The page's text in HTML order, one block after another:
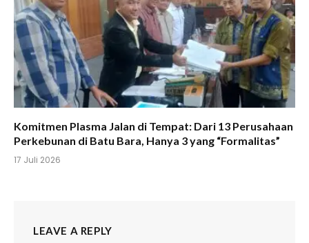
Komitmen Plasma Jalan di Tempat: Dari 13 Perusahaan
Perkebunan di Batu Bara, Hanya 3 yang “Formalitas”
17 Juli 2026
LEAVE A REPLY